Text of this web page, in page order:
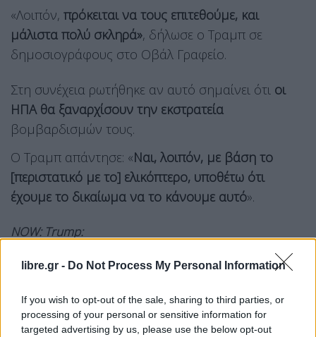
libre.gr - Do Not Process My Personal Information
If you wish to opt-out of the sale, sharing to third parties, or
processing of your personal or sensitive information for
targeted advertising by us, please use the below opt-out
«Λοιπόν, πρόκειται να τους επιτεθούμε, και
μάλιστα πολύ σκληρά», δήλωσε ο Τραμπ σε
δημοσιογράφους στο Οβάλ Γραφείο.
Στη συνέχεια ρωτήθηκε αν αυτό σημαίνει ότι οι
ΗΠΑ θα ξαναρχίσουν την εκστρατεία
βομβαρδισμών τους.
Ο Τραμπ απάντησε: «Ναι, λοιπόν, με βάση το
[περιστατικό με το] ελικόπτερο, υποθέτω ότι
έχουμε το δικαίωμα να το κάνουμε αυτό».
NOW: Trump:
We are going to hit Iran hard today.
— Clash Report (@clashreport)June 10, 2026